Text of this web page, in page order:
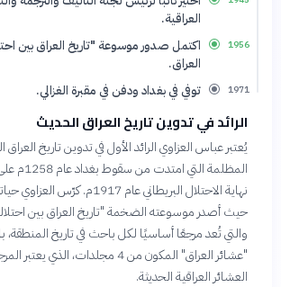
العراقية.
1956
اكتمل صدور موسوعة "تاريخ العراق بين
العراق.
1971 توفي في بغداد ودفن في مقبرة الغزالي.
الرائد في تدوين تاريخ العراق الحديث
يُعتبر عباس العزاوي الرائد الأول في تدوين تاريخ
المظلمة
نهاية الاحتلال البريطاني عام
والتي تُعد مرجعًا أساسيًا لكل باحث في تاريخ المنطقة،
"عشائر العراق" المكون من 4 مجلدات، الذي
العشائر العراقية الحديثة.